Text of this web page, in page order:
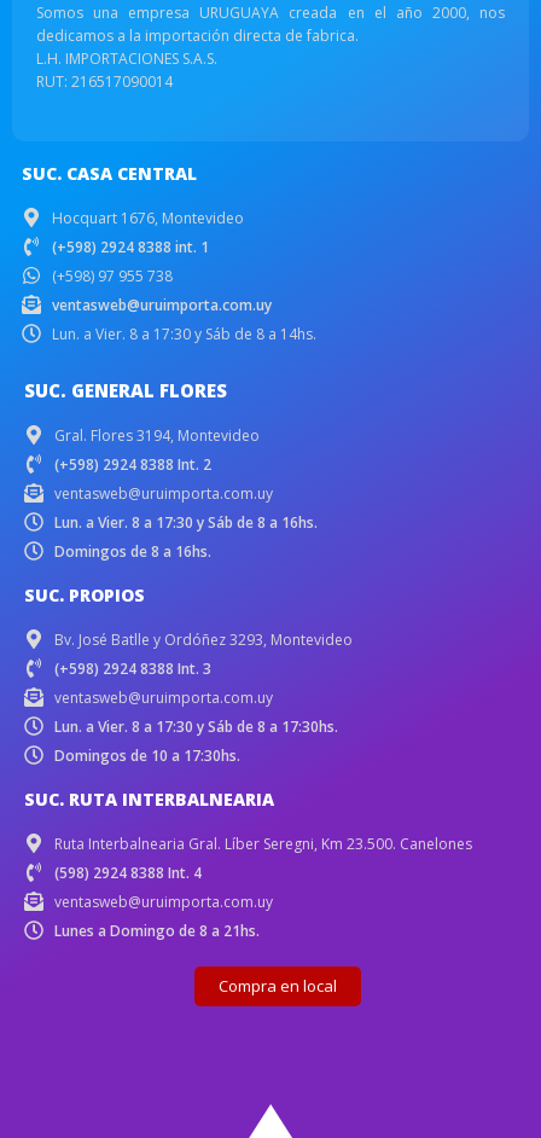
Somos una empresa URUGUAYA creada en el año 2000, nos
dedicamos a la importación directa de fabrica.
L.H. IMPORTACIONES S.A.S.
RUT: 216517090014
SUC. CASA CENTRAL
Hocquart 1676, Montevideo
(+598) 2924 8388 int. 1
(+598) 97 955 738
ventasweb@uruimporta.com.uy
Lun. a Vier. 8 a 17:30 y Sáb de 8 a 14hs.
SUC. GENERAL FLORES
Gral. Flores 3194, Montevideo
(+598) 2924 8388 Int. 2
ventasweb@uruimporta.com.uy
Lun. a Vier. 8 a 17:30 y Sáb de 8 a 16hs.
Domingos de 8 a 16hs.
SUC. PROPIOS
Bv. José Batlle y Ordóñez 3293, Montevideo
(+598) 2924 8388 Int. 3
ventasweb@uruimporta.com.uy
Lun. a Vier. 8 a 17:30 y Sáb de 8 a 17:30hs.
Domingos de 10 a 17:30hs.
SUC. RUTA INTERBALNEARIA
Ruta Interbalnearia Gral. Líber Seregni, Km 23.500. Canelones
(598) 2924 8388 Int. 4
ventasweb@uruimporta.com.uy
Lunes a Domingo de 8 a 21hs.
Compra en local